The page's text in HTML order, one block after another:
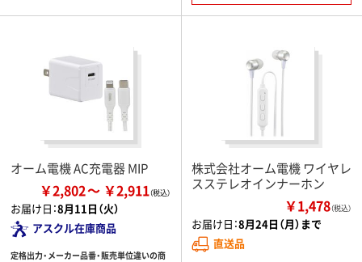
オーム電機 AC充電器 MIP
￥2,802 ￥2,911
お届け日：8月11日（火）
アスクル在庫商品
定格出力・メーカー品番・販売単位違いの商
株式会社オーム電機 ワイヤレ
スステレオインナーホン
￥1,478（税込）
お届け日：8月24日（月）まで
直送品